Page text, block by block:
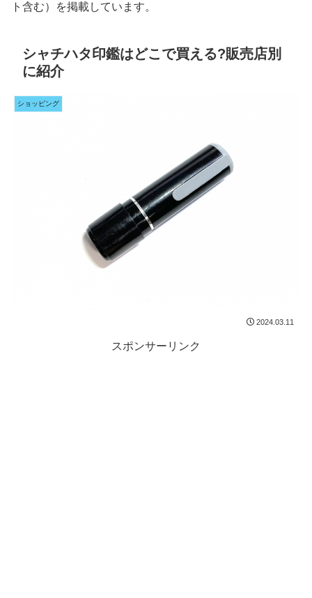
ト含む）を掲載しています。
シャチハタ印鑑はどこで買える?販売店別
に紹介
ショッピング
2024.03.11
スポンサーリンク